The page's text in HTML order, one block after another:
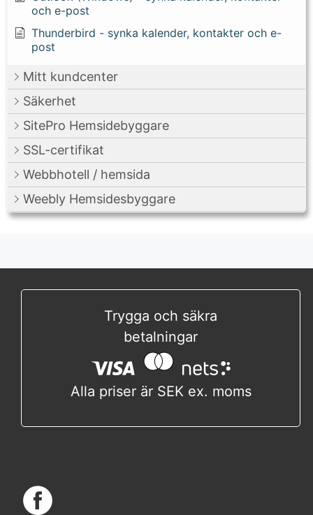
och e-post
Thunderbird - synka kalender, kontakter och e-
post
Mitt kundcenter
Säkerhet
SitePro Hemsidebyggare
SSL-certifikat
Webbhotell / hemsida
Weebly Hemsidesbyggare
Trygga och säkra
betalningar
Alla priser är SEK ex. moms